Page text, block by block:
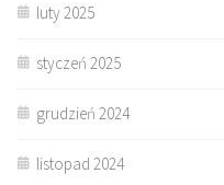
luty 2025
styczeń 2025
grudzień 2024
listopad 2024